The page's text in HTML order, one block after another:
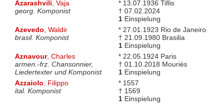
Azarashvili, Vaja
georg. Komponist
* 13.07.1936 Tiflis
† 07.02.2024
1Einspielung
Azevedo, Waldir
brasil. Komponist
* 27.01.1923 Rio de Janeiro
† 21.09.1980 Brasilia
1Einspielung
Aznavour, Charles
armen.-frz. Chansonnier,
Liedertexter und Komponist
* 22.05.1924 Paris
† 01.10.2018 Mouriès
1Einspielung
Azzaiolo, Filippo
ital. Komponist
* 1557
† 1569
1Einspielung